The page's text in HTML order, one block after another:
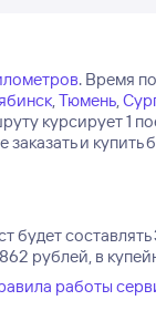
. Время
,Тюмень,
курсирует 1
и
будет
рублей, в
работы